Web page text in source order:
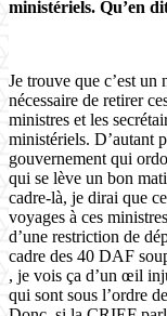
ministériels. Qu’en
Je trouve que c’est un
nécessaire de retirer
ministres et les
ministériels. D’autant
gouvernement qui
qui se lève un bon
cadre-là, je dirai que
voyages à ces
d’une restriction de
cadre des 40 DAF
, je vois ça d’un œil
qui sont sous l’ordre